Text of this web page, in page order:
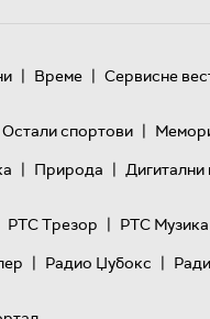
| Време | Сервисне
Остали спортови |
| Природа | Дигитални
РТС Трезор | РТС Музика
| Радио Џубокс |